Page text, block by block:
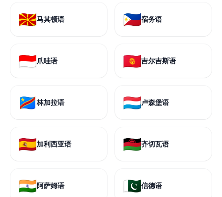
🇲🇰马其顿语 🇵🇭宿务语
🇮🇩爪哇语 🇰🇬吉尔吉斯语
🇨🇩林加拉语 🇱🇺卢森堡语
🇪🇸加利西亚语 🇲🇼齐切瓦语
🇮🇳阿萨姆语 🇵🇰信德语